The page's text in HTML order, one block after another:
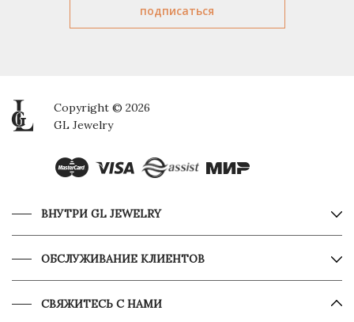
Copyright © 2026
GL Jewelry
ВНУТРИ GL JEWELRY
ОБСЛУЖИВАНИЕ КЛИЕНТОВ
СВЯЖИТЕСЬ С НАМИ